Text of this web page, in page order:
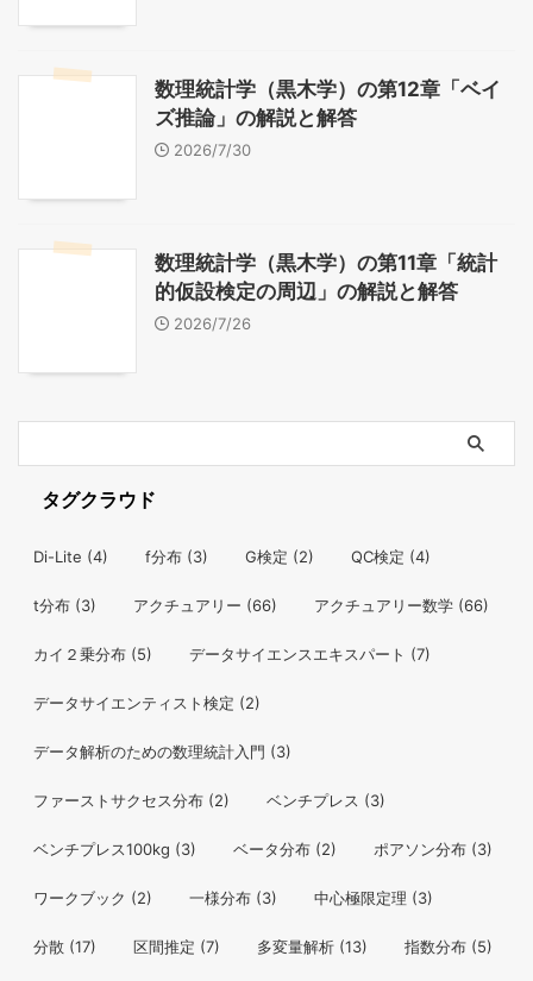
数理統計学（黒木学）の第12章「ベイ
ズ推論」の解説と解答
2026/7/30
数理統計学（黒木学）の第11章「統計
的仮設検定の周辺」の解説と解答
2026/7/26
タグクラウド
Di-Lite (4) f分布 (3) G検定 (2) QC検定 (4)
t分布 (3) アクチュアリー (66) アクチュアリー数学 (66)
カイ２乗分布 (5) データサイエンスエキスパート (7)
データサイエンティスト検定 (2)
データ解析のための数理統計入門 (3)
ファーストサクセス分布 (2) ベンチプレス (3)
ベンチプレス100kg (3) ベータ分布 (2) ポアソン分布 (3)
ワークブック (2) 一様分布 (3) 中心極限定理 (3)
分散 (17) 区間推定 (7) 多変量解析 (13) 指数分布 (5)